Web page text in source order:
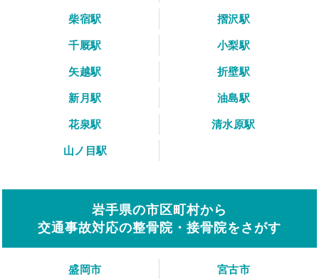
柴宿駅
摺沢駅
千厩駅
小梨駅
矢越駅
折壁駅
新月駅
油島駅
花泉駅
清水原駅
山ノ目駅
岩手県の市区町村から
交通事故対応の整骨院・接骨院をさがす
盛岡市
宮古市